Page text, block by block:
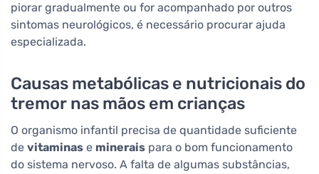
piorar gradualmente ou for acompanhado por outros
sintomas neurológicos, é necessário procurar ajuda
especializada.
Causas metabólicas e nutricionais do
tremor nas mãos em crianças
O organismo infantil precisa de quantidade suficiente
de vitaminas e minerais para o bom funcionamento
do sistema nervoso. A falta de algumas substâncias,